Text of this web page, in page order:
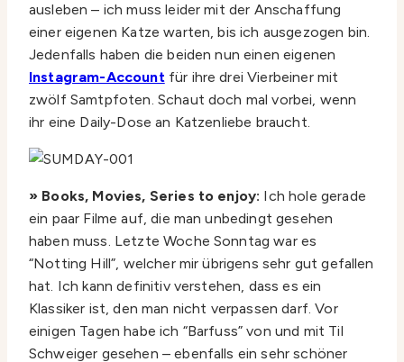
ausleben – ich muss leider mit der Anschaffung
einer eigenen Katze warten, bis ich ausgezogen bin.
Jedenfalls haben die beiden nun einen eigenen
Instagram-Accountfür ihre drei Vierbeiner mit
zwölf Samtpfoten. Schaut doch mal vorbei, wenn
ihr eine Daily-Dose an Katzenliebe braucht.
» Books, Movies, Series to enjoy: Ich hole gerade
ein paar Filme auf, die man unbedingt gesehen
haben muss. Letzte Woche Sonntag war es
“Notting Hill”, welcher mir übrigens sehr gut gefallen
hat. Ich kann definitiv verstehen, dass es ein
Klassiker ist, den man nicht verpassen darf. Vor
einigen Tagen habe ich “Barfuss” von und mit Til
Schweiger gesehen – ebenfalls ein sehr schöner